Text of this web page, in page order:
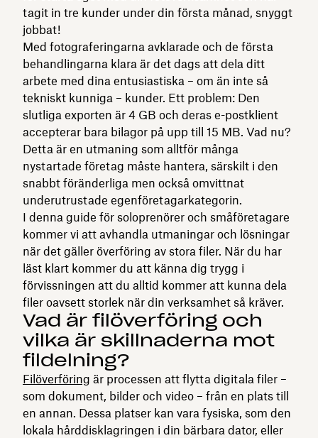
tagit in tre kunder under din första månad, snyggt
jobbat!
Med fotograferingarna avklarade och de första
behandlingarna klara är det dags att dela ditt
arbete med dina entusiastiska – om än inte så
tekniskt kunniga – kunder. Ett problem: Den
slutliga exporten är 4 GB och deras e-postklient
accepterar bara bilagor på upp till 15 MB. Vad nu?
Detta är en utmaning som alltför många
nystartade företag måste hantera, särskilt i den
snabbt föränderliga men också omvittnat
underutrustade egenföretagarkategorin.
I denna guide för soloprenörer och småföretagare
kommer vi att avhandla utmaningar och lösningar
när det gäller överföring av stora filer. När du har
läst klart kommer du att känna dig trygg i
förvissningen att du alltid kommer att kunna dela
filer oavsett storlek när din verksamhet så kräver.
Vad är filöverföring och
vilka är skillnaderna mot
fildelning?
Filöverföring är processen att flytta digitala filer –
som dokument, bilder och video – från en plats till
en annan. Dessa platser kan vara fysiska, som den
lokala hårddisklagringen i din bärbara dator, eller